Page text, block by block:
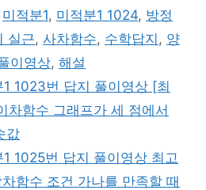
미적분1, 미적분1 1024, 방정
실근, 사차함수, 수학답지 , 양
이영상, 해설
1023번 답지 풀이영상 [최
차함수 그래프가 세 점에서
값
1025번 답지 풀이영상 최고
함수 조건 가나를 만족할 때